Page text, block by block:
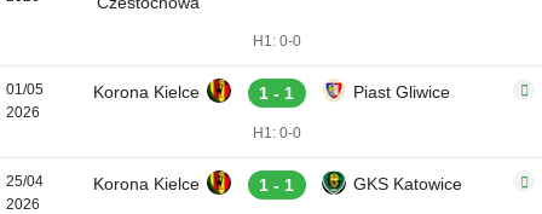
H1: 0-0
01/05
2026
Korona Kielce 1 - 1 Piast Gliwice
H1: 0-0
25/04
2026
Korona Kielce 1 - 1 GKS Katowice